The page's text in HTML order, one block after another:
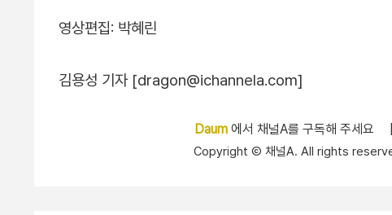
영상편집: 박혜린
김용성 기자 [dragon@ichannela.com]
Daum 에서 채널A를 구독해 주세요
Copyright Ⓒ 채널A. All rights